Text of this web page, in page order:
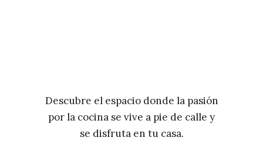
Descubre el espacio donde la pasión
por la cocina se vive a pie de calle y
se disfruta en tu casa.